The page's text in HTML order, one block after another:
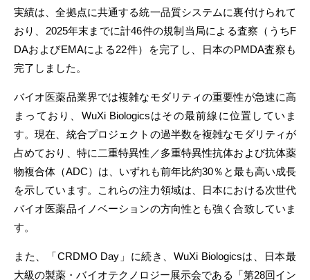
実績は、全拠点に共通する統一品質システムに裏付けられて
おり、2025年末までに計46件の規制当局による査察（うちF
DAおよびEMAによる22件）を完了し、日本のPMDA査察も
完了しました。
バイオ医薬品業界では複雑なモダリティの重要性が急速に高
まっており、WuXi Biologicsはその最前線に位置していま
す。現在、統合プロジェクトの過半数を複雑なモダリティが
占めており、特に二重特異性／多重特異性抗体および抗体薬
物複合体（ADC）は、いずれも前年比約30％と最も高い成長
を示しています。これらの注力領域は、日本における次世代
バイオ医薬品イノベーションの方向性とも強く合致していま
す。
また、「CRDMO Day」に続き、WuXi Biologicsは、日本最
大級の製薬・バイオテクノロジー展示会である「第28回イン